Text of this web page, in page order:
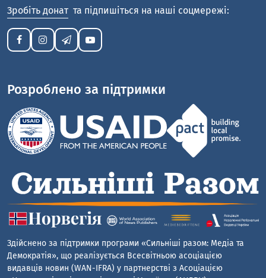
Зробіть донат та підпишіться на наші соцмережі:
Розроблено за підтримки
Здійснено за підтримки програми «Сильніші разом: Медіа та
Демократія», що реалізується Всесвітньою асоціацією
видавців новин (WAN-IFRA) у партнерстві з Асоціацією